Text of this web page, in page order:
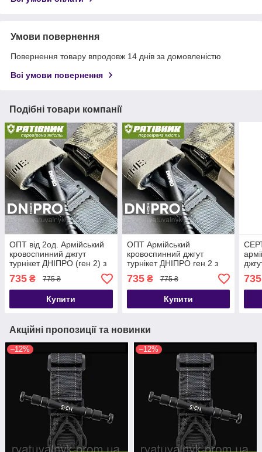
Умови повернення
Повернення товару впродовж 14 днів за домовленістю
Всі умови повернення
Подібні товари компанії
ОПТ від 2од. Армійський
кровоспинний джгут
турнікет ДНІПРО (ген 2) з
металом. воротком.
ОРИГІНАЛ. Гемостатик
джгут(ТЖТ)
735 ₴ 775 ₴
Купити
ОПТ Армійський
кровоспинний джгут
турнікет ДНІПРО ген 2 з
метал. воротком.
ОРИГІНАЛ. Гемостатик
джгут(ТЖТ)
735₴ 775 ₴
Купити
735
Акційні пропозиції та новинки
–12% –12%